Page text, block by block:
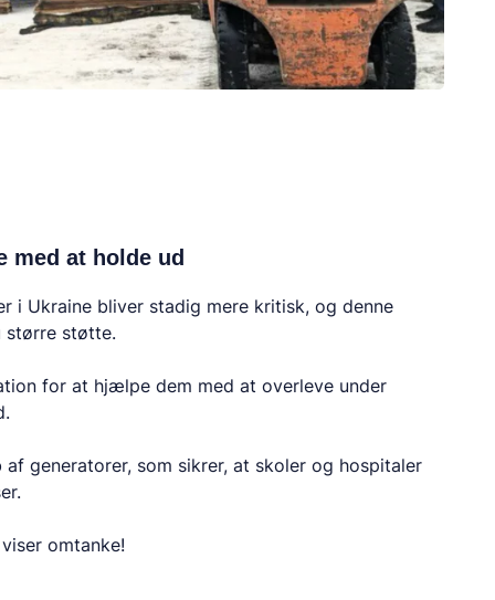
med at holde ud
i Ukraine bliver stadig mere kritisk, og denne
større støtte.
for at hjælpe dem med at overleve under
generatorer, som sikrer, at skoler og hospitaler
omtanke!